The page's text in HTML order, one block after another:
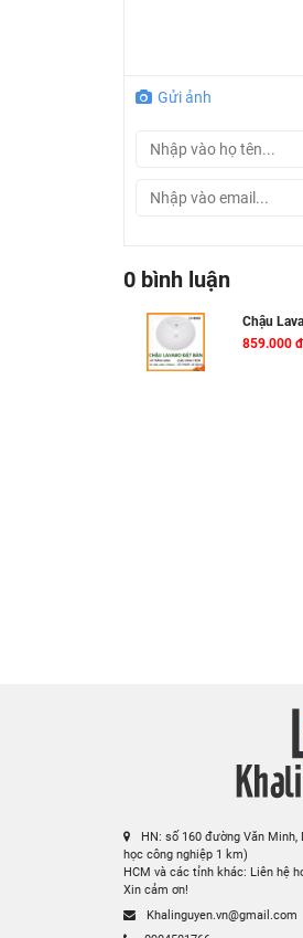
Gửi ảnh
0 bình luận
Chậu
859.000 đ
HN: số 160 đường Văn
học công nghiệp 1 km)
HCM và các tỉnh khác: Liên hệ
Xin cảm ơn!
Khalinguyen.vn@gmail.com